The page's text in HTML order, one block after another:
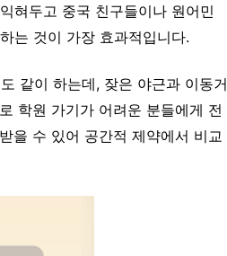
혀두고 중국 친구들이나 원어민
는 것이 가장 효과적입니다.
같이 하는데, 잦은 야근과 이동거
학원 가기가 어려운 분들에게 전
을 수 있어 공간적 제약에서 비교